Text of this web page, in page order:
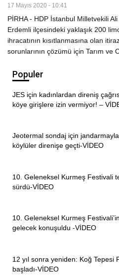
17 Mayıs 2020 - 10:41
PİRHA - HDP İstanbul Milletvekili
Erdemli ilçesindeki yaklaşık 200
ihracatının kısıtlanmasına olan
sorunlarının çözümü için Tarım ve
Populer
JES için kadınlardan direniş
köye girişlere izin vermiyor! –
Jeotermal sondaj için
köylüler direnişe geçti-VİDEO
10. Geleneksel Kurmeş Festivali
sürdü-VİDEO
10. Geleneksel Kurmeş
gelecek konuşuldu -VİDEO
12 yıl sonra yeniden: Koğ Tepesi
başladı-VİDEO